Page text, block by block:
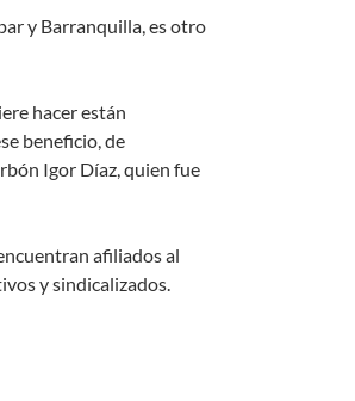
y Barranquilla, es otro
hacer están
beneficio, de
Igor Díaz, quien fue
afiliados al
y sindicalizados.